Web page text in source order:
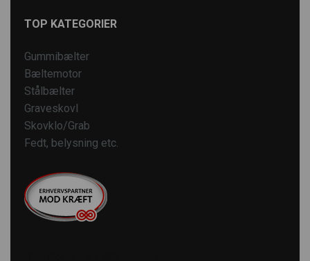
TOP KATEGORIER
Gummibælter
Bæltemotor
Stålbælter
Graveskovl
Skovklo/Grab
Fedt, belysning etc.